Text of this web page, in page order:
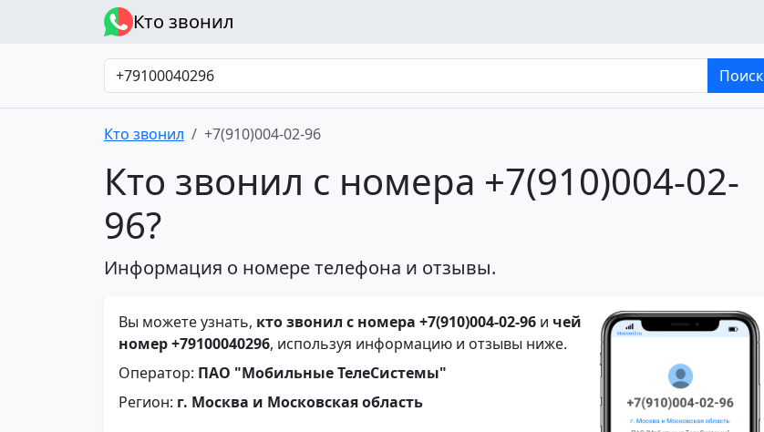
Кто звонил
Поиск
Кто звонил +7(910)004-02-96
Кто звонил с номера +7(910)004-02-
96?
Информация о номере телефона и отзывы.
Вы можете узнать, кто звонил с номера +7(910)004-02-96 и чей
номер +79100040296, используя информацию и отзывы ниже.
Оператор: ПАО "Мобильные ТелеСистемы"
Регион: г. Москва и Московская область